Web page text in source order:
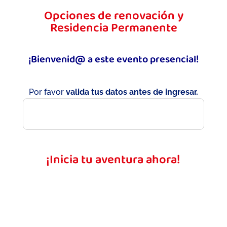
Opciones de renovación y
Residencia Permanente
¡Bienvenid@ a este evento presencial!
Por favor valida tus datos antes de ingresar.
¡Inicia tu aventura ahora!